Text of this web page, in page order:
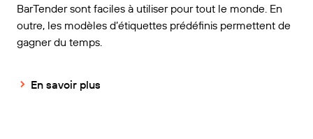
BarTender sont faciles à utiliser pour tout le monde. En
outre, les modèles d’étiquettes prédéfinis permettent de
gagner du temps.
En savoir plus